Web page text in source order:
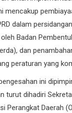
mencakup
dalam
Badan
dan
peraturan yang
ini
turut dihadiri
Perangkat Daerah